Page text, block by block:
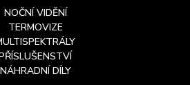
NOČNÍ VIDĚNÍ
TERMOVIZE
NÁHRADNÍ DÍLY